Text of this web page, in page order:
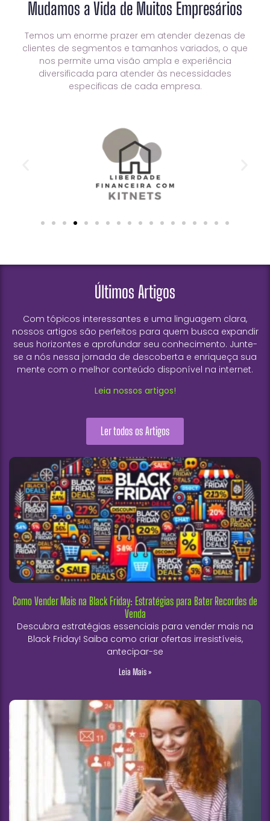
Mudamos a Vida de Muitos Empresários
Temos um enorme prazer em atender dezenas de
clientes de segmentos e tamanhos variados, o que
nos permite uma visão ampla e experiência
diversificada para atender às necessidades
especificas de cada empresa.
Últimos Artigos
Com tópicos interessantes e uma linguagem clara,
nossos artigos são perfeitos para quem busca expandir
seus horizontes e aprofundar seu conhecimento. Junte-
se a nós nessa jornada de descoberta e enriqueça sua
mente com o melhor conteúdo disponível na internet.
Leia nossos artigos!
Ler todos os Artigos
Como Vender Mais na Black Friday: Estratégias para Bater Recordes de
Venda
Descubra estratégias essenciais para vender mais na
Black Friday! Saiba como criar ofertas irresistíveis,
antecipar-se
Leia Mais »